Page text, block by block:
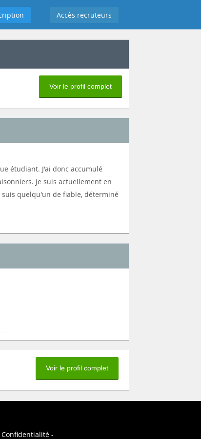
Accès recruteurs
Voir le profil complet
étudiant. J'ai donc accumulé
Je suis actuellement en
quelqu'un de fiable, déterminé
Voir le profil complet